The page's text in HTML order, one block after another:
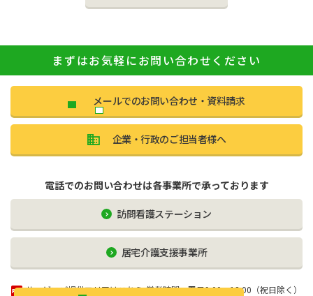
まずはお気軽にお問い合わせください
メールでのお問い合わせ・資料請求
企業・行政のご担当者様へ
電話でのお問い合わせは各事業所で承っております
訪問看護ステーション
居宅介護⽀援事業所
サービスご提供エリアはこちら 営業時間：平日9:00〜18:00（祝日除く）